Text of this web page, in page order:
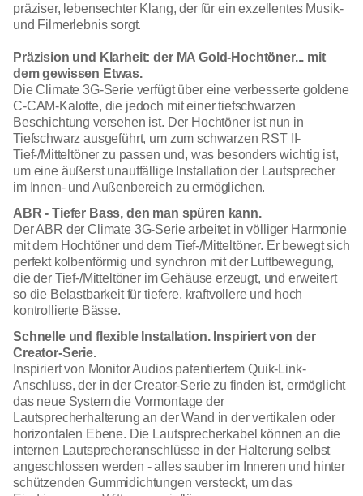
präziser, lebensechter Klang, der für ein exzellentes Musik-
und Filmerlebnis sorgt.
Präzision und Klarheit: der MA Gold-Hochtöner... mit
dem gewissen Etwas.
Die Climate 3G-Serie verfügt über eine verbesserte goldene
C-CAM-Kalotte, die jedoch mit einer tiefschwarzen
Beschichtung versehen ist. Der Hochtöner ist nun in
Tiefschwarz ausgeführt, um zum schwarzen RST II-
Tief-/Mitteltöner zu passen und, was besonders wichtig ist,
um eine äußerst unauffällige Installation der Lautsprecher
im Innen- und Außenbereich zu ermöglichen.
ABR - Tiefer Bass, den man spüren kann.
Der ABR der Climate 3G-Serie arbeitet in völliger Harmonie
mit dem Hochtöner und dem Tief-/Mitteltöner. Er bewegt sich
perfekt kolbenförmig und synchron mit der Luftbewegung,
die der Tief-/Mitteltöner im Gehäuse erzeugt, und erweitert
so die Belastbarkeit für tiefere, kraftvollere und hoch
kontrollierte Bässe.
Schnelle und flexible Installation. Inspiriert von der
Creator-Serie.
Inspiriert von Monitor Audios patentiertem Quik-Link-
Anschluss, der in der Creator-Serie zu finden ist, ermöglicht
das neue System die Vormontage der
Lautsprecherhalterung an der Wand in der vertikalen oder
horizontalen Ebene. Die Lautsprecherkabel können an die
internen Lautsprecheranschlüsse in der Halterung selbst
angeschlossen werden - alles sauber im Inneren und hinter
schützenden Gummidichtungen versteckt, um das